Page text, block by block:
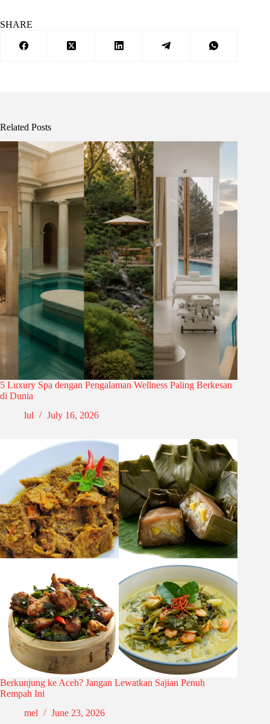
SHARE
Related Posts
5 Luxury Spa dengan Pengalaman Wellness Paling Berkesan
di Dunia
lul
July 16, 2026
Berkunjung ke Aceh? Jangan Lewatkan Sajian Penuh
Rempah Ini
mel
June 23, 2026